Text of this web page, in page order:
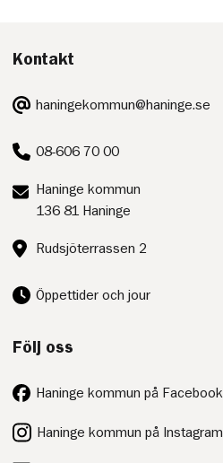
Kontakt
E-
post:
haningekommun@haninge.se
Telefon:
08-606 70 00
Postadress:
Haninge kommun
136 81 Haninge
Besöksadress:
Rudsjöterrassen 2
Öppettider och jour
Följ oss
Haninge kommun på Facebook
Haninge kommun på Instagram